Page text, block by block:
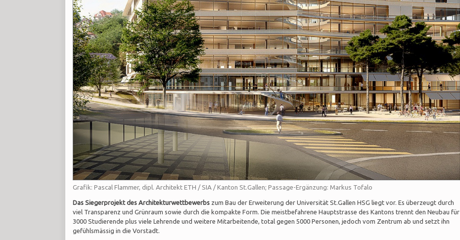
Grafik: Pascal Flammer, dipl. Architekt ETH / SIA / Kanton St.Gallen; Passage-Ergänzung: Markus Tofalo
Das Siegerprojekt des Architekturwettbewerbs zum Bau der Erweiterung der Universität St.Gallen HSG liegt vor. Es überzeugt durch
viel Transparenz und Grünraum sowie durch die kompakte Form. Die meistbefahrene Hauptstrasse des Kantons trennt den Neubau für
3000 Studierende plus viele Lehrende und weitere Mitarbeitende, total gegen 5000 Personen, jedoch vom Zentrum ab und setzt ihn
gefühlsmässig in die Vorstadt.